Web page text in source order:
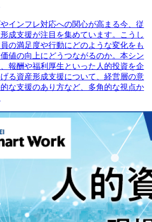
インフレ対応への関心が高まる今、従
成支援が注目を集めています。こうし
の満足度や行動にどのような変化をも
値の向上にどうつながるのか。本シン
報酬や福利厚生といった人的投資を企
る資産形成支援について、経営層の意
な支援のあり方など、多角的な視点か